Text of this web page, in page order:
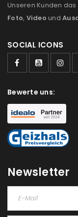
Unseren Kunden
Foto, Video und
SOCIAL ICONS
Bewerte uns:
Newsletter